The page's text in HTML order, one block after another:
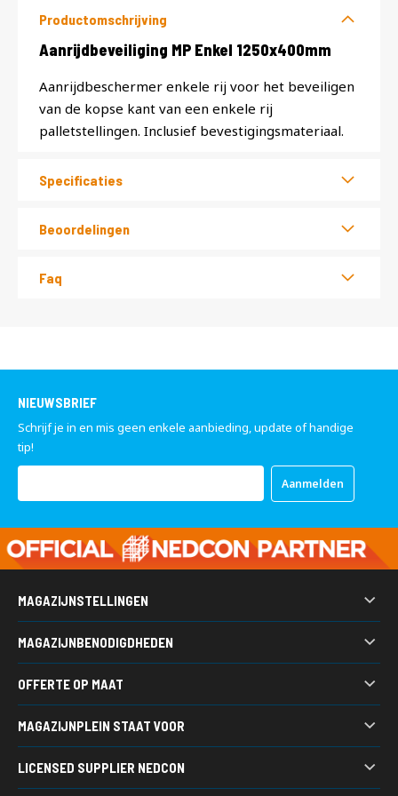
Productomschrijving
Productomschrijving
Aanrijdbeveiliging MP Enkel 1250x400mm
Aanrijdbeschermer enkele rij voor het beveiligen
van de kopse kant van een enkele rij
palletstellingen. Inclusief bevestigingsmateriaal.
Specificaties
Beoordelingen
Faq
NIEUWSBRIEF
Schrijf je in en mis geen enkele aanbieding, update of handige
tip!
Abonneer
op
nieuwsbrief
Aanmelden
MAGAZIJNSTELLINGEN
Grootvakstellingen
Bandenstellingen
Verticale stellingen
MAGAZIJNBENODIGDHEDEN
Gitterboxen
Acculaadstations
Kasten
OFFERTE OP MAAT
ideeën uitwisselen over een magazijn project?
Vraag een offerte aan
MAGAZIJNPLEIN STAAT VOOR
LICENSED SUPPLIER NEDCON